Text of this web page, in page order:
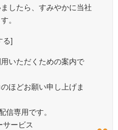
したら、すみやかに当社
。
る]
いただくための案内で
ほどお願い申し上げま
信専用です。
サービス